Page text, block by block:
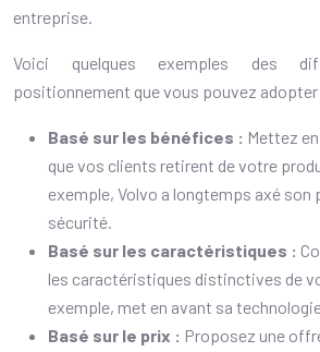
entreprise.
Voici quelques exemples des
positionnement que vous pouvez adopter
Basé sur les bénéfices : Mettez
que vos clients retirent de votre
exemple, Volvo a longtemps axé
sécurité.
Basé sur les caractéristiques :
les caractéristiques distinctives de
exemple, met en avant sa
Basé sur le prix : Proposez une